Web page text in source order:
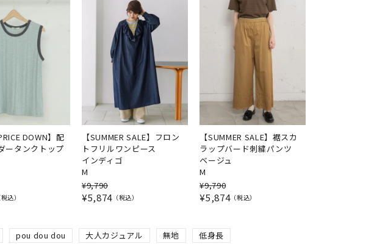
DOWN】配
ータンクトップ
税込
【SUMMER SALE】フロン
トフリルワンピース
インディゴ
M
¥9,790
¥5,874 税込
【SUMMER SALE】裾スカ
ラップバード刺繍パンツ
ベージュ
M
¥9,790
¥5,874 税込
pou dou dou 大人カジュアル 無地
低身長